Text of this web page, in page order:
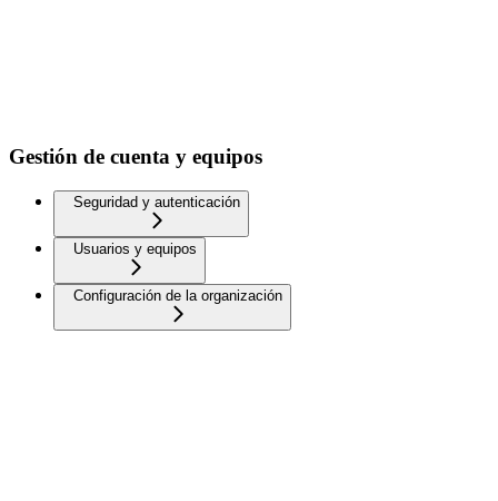
Gestión de cuenta y equipos
Seguridad y autenticación
Usuarios y equipos
Configuración de la organización